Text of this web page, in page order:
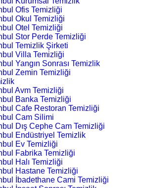
Ofis Temizliği
Okul Temizliği
Otel Temizliği
Stor Perde Temizliği
Temizlik Şirketi
Villa Temizliği
Yangın Sonrası Temizlik
Zemin Temizliği
Avm Temizliği
Banka Temizliği
Cafe Restoran Temizliği
Cam Silimi
Dış Cephe Cam Temizliği
Endüstriyel Temizlik
Ev Temizliği
Fabrika Temizliği
Halı Temizliği
Hastane Temizliği
İbadethane Cami Temizliği